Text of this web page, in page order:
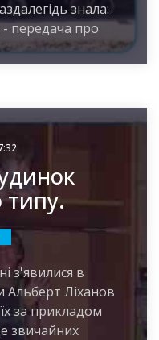
знала:
- передача про
типу.
з'явилися в
Альберт Ліханов
за прикладом
звичайних